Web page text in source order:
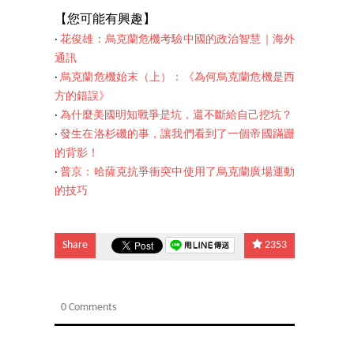
【您可能有興趣 】
‧花俊雄：烏克蘭危機考驗中國的政治智慧｜海外
通訊
‧烏克蘭危機始末（上）：《為何烏克蘭危機是西
方的錯誤》
‧ 為什麼美國明知戰爭是坑，還不斷給自己挖坑？
‧發生在洛杉磯的事，讓我們看到了一個帝國蹣跚
的背影！
‧普京：哈薩克抗爭衝突中使用了烏克蘭廣場運動
的技巧
Share 2353
0 Comments